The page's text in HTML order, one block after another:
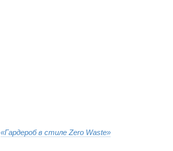
«Гардероб в стиле Zero Waste»